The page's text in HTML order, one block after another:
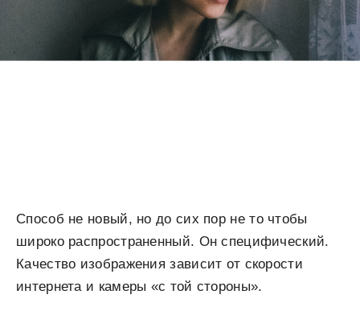
Способ не новый, но до сих пор не то чтобы
широко распространенный. Он специфический.
Качество изображения зависит от скорости
интернета и камеры «с той стороны».